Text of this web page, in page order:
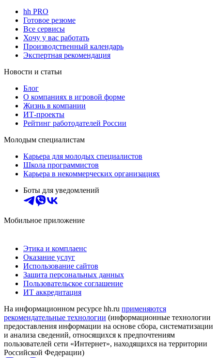
hh PRO
Готовое резюме
Все сервисы
Хочу у вас работать
Производственный календарь
Экспертная рекомендация
Новости и статьи
Блог
О компаниях в игровой форме
Жизнь в компании
ИТ-проекты
Рейтинг работодателей России
Молодым специалистам
Карьера для молодых специалистов
Школа программистов
Карьера в некоммерческих организациях
Боты для уведомлений
Мобильное приложение
Этика и комплаенс
Оказание услуг
Использование сайтов
Защита персональных данных
Пользовательское соглашение
ИТ аккредитация
На информационном ресурсе hh.ru применяются
рекомендательные технологии (информационные технологии
предоставления информации на основе сбора, систематизации
и анализа сведений, относящихся к предпочтениям
пользователей сети «Интернет», находящихся на территории
Российской Федерации)